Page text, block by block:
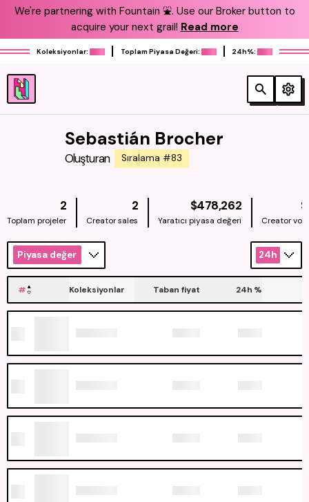
We're partnering with Fountain ⛲️. Use our Broker button to
acquire your next grail! Read more
Koleksiyonlar: Toplam Piyasa Değeri: 24h%:
Sebastián Brocher
Oluşturan Sıralama #83
2
Toplam projeler
2
Creator sales
$478,262NATIVE
Yaratıcı piyasa değeri Creator
Piyasa değeri 24h
# Koleksiyonlar Taban fiyat 24h %